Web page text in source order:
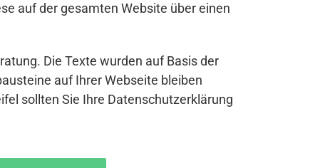
auf der gesamten Website über einen
Die Texte wurden auf Basis der
auf Ihrer Webseite bleiben
sollten Sie Ihre Datenschutzerklärung